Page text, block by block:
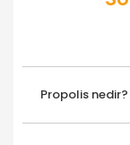
Propolis nedir?